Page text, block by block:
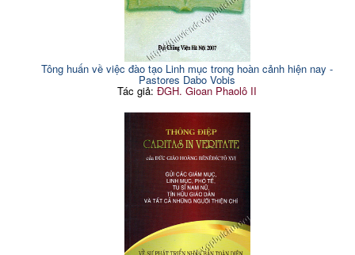
Tông huấn về việc đào tạo Linh mục trong hoàn cảnh hiện nay -
Pastores Dabo Vobis
Tác giả:ĐGH. Gioan Phaolô II